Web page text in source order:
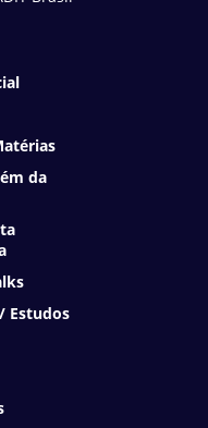
da
Estudos